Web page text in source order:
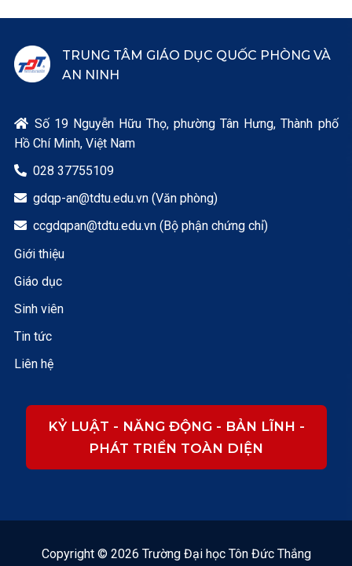
TRUNG TÂM GIÁO DỤC QUỐC PHÒNG VÀ
AN NINH
 Số 19 Nguyễn Hữu Thọ, phường Tân Hưng, Thành phố
Hồ Chí Minh, Việt Nam
 028 37755109
 gdqp-an@tdtu.edu.vn (Văn phòng)
 ccgdqpan@tdtu.edu.vn (Bộ phận chứng chỉ)
Giới thiệu
Giáo dục
Sinh viên
Tin tức
Liên hệ
KỶ LUẬT - NĂNG ĐỘNG - BẢN LĨNH -
PHÁT TRIỂN TOÀN DIỆN
Copyright © 2026 Trường Đại học Tôn Đức Thắng